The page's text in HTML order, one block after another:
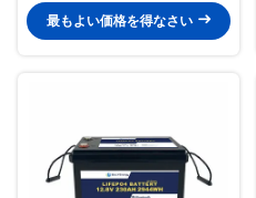
最もよい価格を得なさい